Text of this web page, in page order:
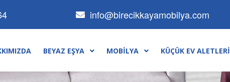
info@birecikkayamobilya.com
BEYAZ EŞYA MOBILYA KÜÇÜK EV ALETLERI